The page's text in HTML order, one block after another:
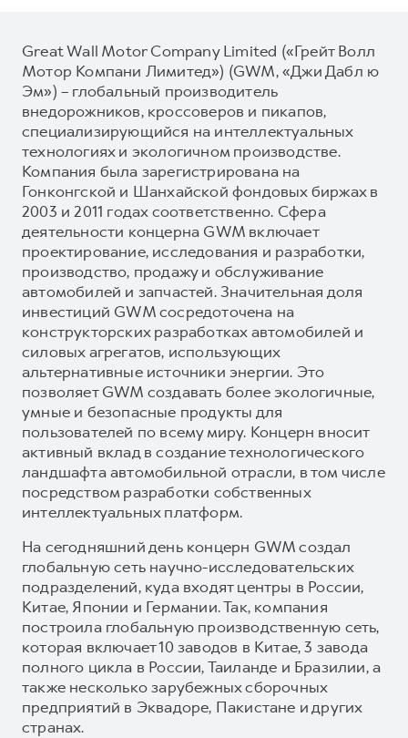
Great Wall Motor Company Limited («Грейт Волл
Мотор Компани Лимитед») (GWM, «Джи Дабл ю
Эм») – глобальный производитель
внедорожников, кроссоверов и пикапов,
специализирующийся на интеллектуальных
технологиях и экологичном производстве.
Компания была зарегистрирована на
Гонконгской и Шанхайской фондовых биржах в
2003 и 2011 годах соответственно. Сфера
деятельности концерна GWM включает
проектирование, исследования и разработки,
производство, продажу и обслуживание
автомобилей и запчастей. Значительная доля
инвестиций GWM сосредоточена на
конструкторских разработках автомобилей и
силовых агрегатов, использующих
альтернативные источники энергии. Это
позволяет GWM создавать более экологичные,
умные и безопасные продукты для
пользователей по всему миру. Концерн вносит
активный вклад в создание технологического
ландшафта автомобильной отрасли, в том числе
посредством разработки собственных
интеллектуальных платформ.
На сегодняшний день концерн GWM создал
глобальную сеть научно-исследовательских
подразделений, куда входят центры в России,
Китае, Японии и Германии. Так, компания
построила глобальную производственную сеть,
которая включает 10 заводов в Китае, 3 завода
полного цикла в России, Таиланде и Бразилии, а
также несколько зарубежных сборочных
предприятий в Эквадоре, Пакистане и других
странах.